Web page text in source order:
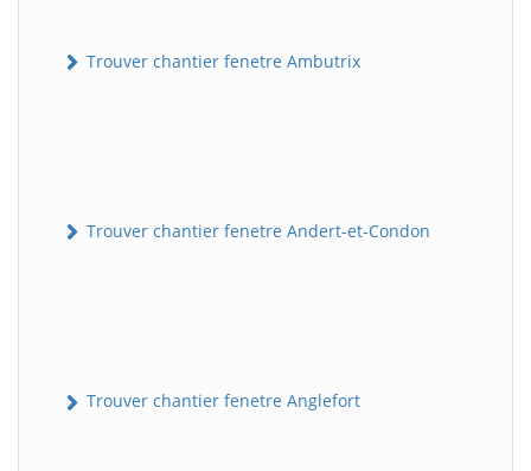
Trouver chantier fenetre Ambutrix
Trouver chantier fenetre Andert-et-Condon
Trouver chantier fenetre Anglefort